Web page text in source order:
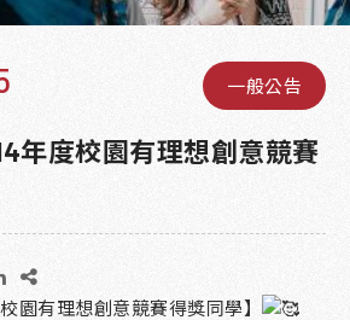
一般公告
年度校園有理想創意競賽
園有理想創意競賽得獎同學】